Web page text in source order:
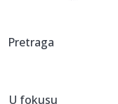
FAP
Pretraga
U fokusu